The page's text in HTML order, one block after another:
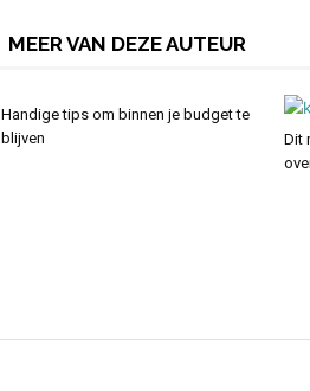
MEER VAN DEZE AUTEUR
Handige tips om binnen je budget te
blijven
Dit